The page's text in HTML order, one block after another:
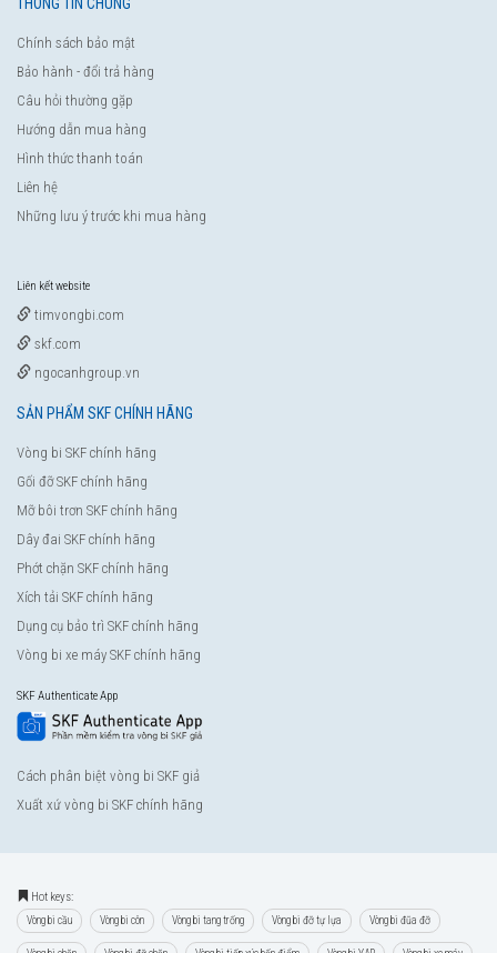
THÔNG TIN CHUNG
Chính sách bảo mật
Bảo hành - đổi trả hàng
Câu hỏi thường gặp
Hướng dẫn mua hàng
Hình thức thanh toán
Liên hệ
Những lưu ý trước khi mua hàng
Liên kết website
timvongbi.com
skf.com
ngocanhgroup.vn
SẢN PHẨM SKF CHÍNH HÃNG
Vòng bi SKF chính hãng
Gối đỡ SKF chính hãng
Mỡ bôi trơn SKF chính hãng
Dây đai SKF chính hãng
Phớt chặn SKF chính hãng
Xích tải SKF chính hãng
Dụng cụ bảo trì SKF chính hãng
Vòng bi xe máy SKF chính hãng
SKF Authenticate App
Cách phân biệt vòng bi SKF giả
Xuất xứ vòng bi SKF chính hãng
Hot keys:
Vòng bi cầu Vòng bi côn Vòng bi tang trống Vòng bi đỡ tự lựa Vòng bi đũa đỡ